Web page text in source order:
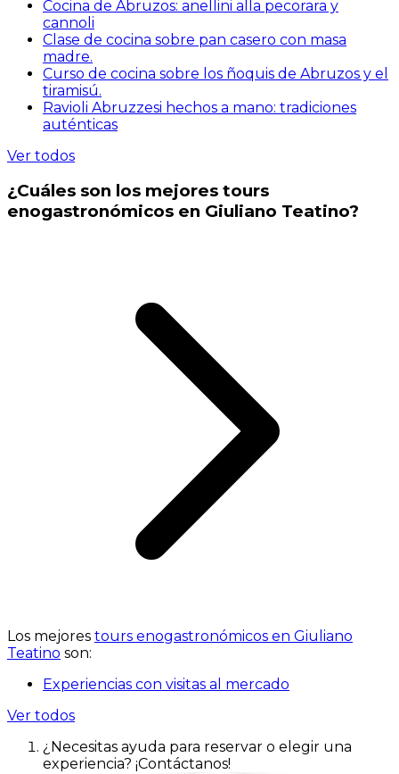
Cocina de Abruzos: anellini alla pecorara y
cannoli
Clase de cocina sobre pan casero con masa
madre.
Curso de cocina sobre los ñoquis de Abruzos y el
tiramisú.
Ravioli Abruzzesi hechos a mano: tradiciones
auténticas
Ver todos
¿Cuáles son los mejores tours
enogastronómicos en Giuliano Teatino?
Los mejores tours enogastronómicos en Giuliano
Teatino son:
Experiencias con visitas al mercado
Ver todos
¿Necesitas ayuda para reservar o elegir una
experiencia? ¡Contáctanos!